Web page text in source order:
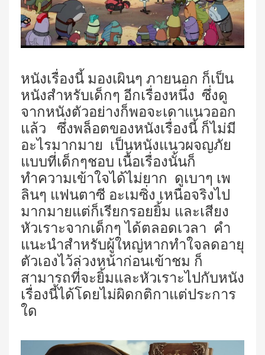
หนังเรื่องนี้ มองเผินๆ ภายนอก ก็เป็น
หนังสำหรับเด็กๆ อีกเรื่องหนึ่ง ซึ่งดู
จากหนังตัวอย่างก็พอจะเดาแนวออก
แล้ว ซึ่งพล็อตของหนังเรื่องนี้ ก็ไม่มี
อะไรมากมาย เป็นหนังแนวผจญภัย
แบบที่เด็กๆชอบ เนื้อเรื่องนั้นก็
ทำความเข้าใจได้ไม่ยาก ดูเบาๆ เพ
ลินๆ แฟนตาซี อะเมซิ่ง เหนือจริงไป
มากมายแต่ก็เรียกรอยยิ้ม และเสียง
หัวเราะจากเด็กๆ ได้ตลอดเวลา คำ
แนะนำสำหรับผู้ใหญ่หากทำใจลดอายุ
ตัวเองไว้ล่วงหน้าก่อนเข้าชม ก็
สามารถที่จะยิ้มและหัวเราะไปกับหนัง
เรื่องนี้ได้โดยไม่ผิดกติกาแต่ประการ
ใด